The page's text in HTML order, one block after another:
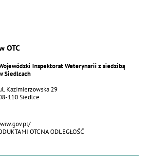
OTC
Inspektorat Weterynarii z siedzibą
Siedlcach
Kazimierzowska 29
110 Siedlce
OTC NA ODLEGŁOŚĆ